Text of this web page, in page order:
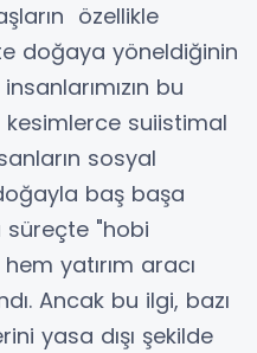
özellikle
doğaya yöneldiğinin
bu
suiistimal
sosyal
baş başa
süreçte "hobi
yatırım aracı
Ancak bu ilgi, bazı
yasa dışı şekilde